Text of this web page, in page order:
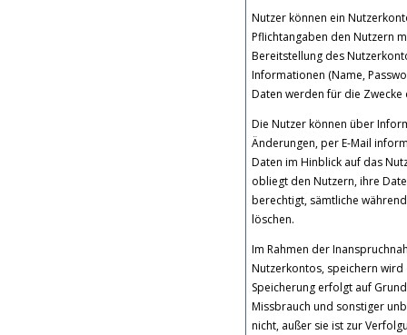
Nutzer können ein
Pflichtangaben den Nutzern
Bereitstellung des
Informationen (Name,
Daten werden für die
Die Nutzer können über
Änderungen, per E-Mail
Daten im Hinblick auf das
obliegt den Nutzern, ihre
berechtigt, sämtliche
löschen.
Im Rahmen der
Nutzerkontos, speichern
Speicherung erfolgt auf
Missbrauch und sonstiger
nicht, außer sie ist zur